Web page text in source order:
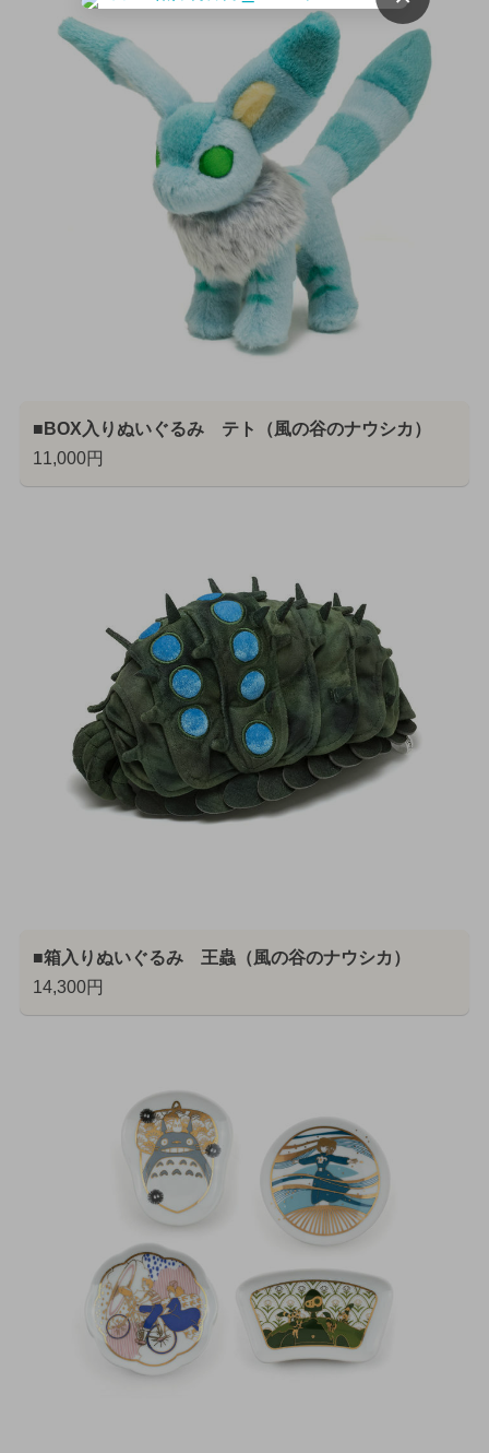
■BOX入りぬいぐるみ テト（風の谷のナウシカ）
11,000円
■箱入りぬいぐるみ 王蟲（風の谷のナウシカ）
14,300円